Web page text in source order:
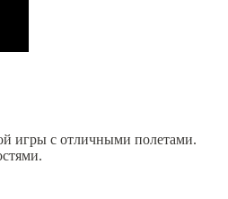
игры с отличными полетами.